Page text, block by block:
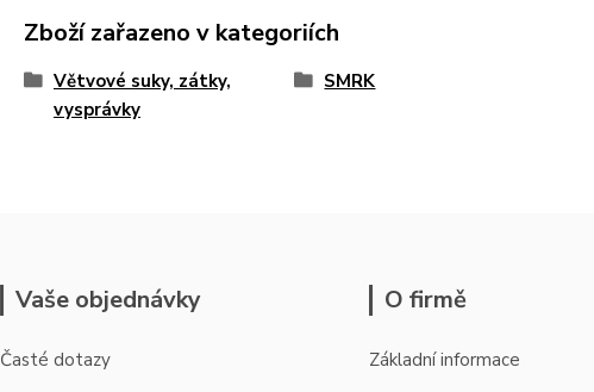
Zboží zařazeno v kategoriích
Větvové suky, zátky,
vysprávky
SMRK
Vaše objednávky
Časté dotazy
O firmě
Základní informace